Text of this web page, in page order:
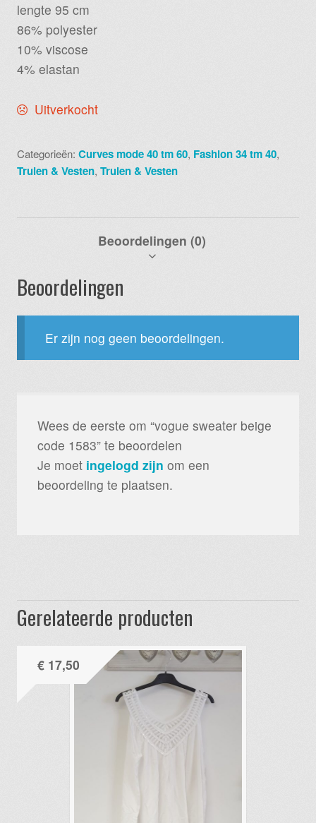
lengte 95 cm
86% polyester
10% viscose
4% elastan
Uitverkocht
Categorieën:Curves mode 40 tm 60, Fashion 34 tm 40,
Truien & Vesten,Truien & Vesten
Beoordelingen (0)
Beoordelingen
Er zijn nog geen beoordelingen.
Wees de eerste om “vogue sweater beige
code 1583” te beoordelen
Je moet ingelogd zijn om een
beoordeling te plaatsen.
Gerelateerde producten
€17,50